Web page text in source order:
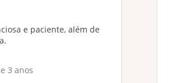
e paciente, além de
3 anos